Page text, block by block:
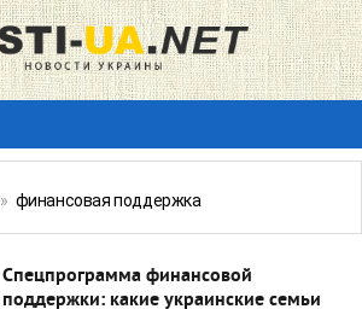
» финансовая поддержка
Спецпрограмма финансовой
поддержки: какие украинские семьи